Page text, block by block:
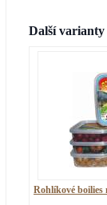
Další varianty
Rohlíkové boilies